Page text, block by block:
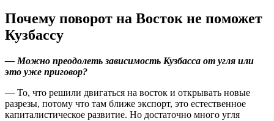
Почему поворот на Восток не поможет
Кузбассу
— Можно преодолеть зависимость Кузбасса от угля или
это уже приговор?
— То, что решили двигаться на восток и открывать новые
разрезы, потому что там ближе экспорт, это естественное
капиталистическое развитие. Но достаточно много угля